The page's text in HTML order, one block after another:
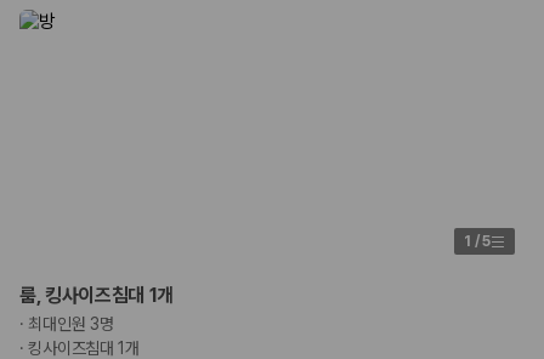
확인합니다.
실시간 예약:
제주렌트카 최저가는 차량 기본요금만으로 판단하기 어렵습니다. 보험 포
함 여부, 면책금, 보상 한도, 옵션 비용, 취소 수수료를 함께 확인해야 실제
로 저렴한 차량을 고를 수 있습니다.
2. 보험 조건은 가격만큼 중요합니다
1 /5
룸, 킹사이즈침대 1개
· 최대인원 3명
·킹사이즈침대 1개